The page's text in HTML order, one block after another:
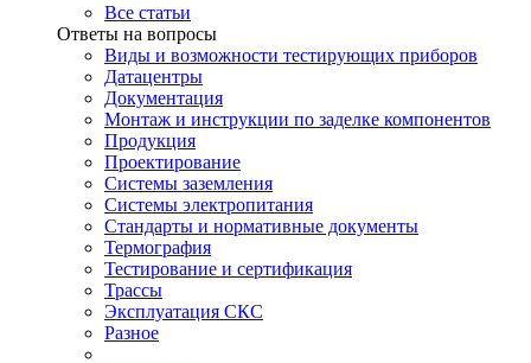
Все статьи
Ответы на вопросы
Виды и возможности тестирующих приборов
Датацентры
Документация
Монтаж и инструкции по заделке компонентов
Продукция
Проектирование
Системы заземления
Системы электропитания
Стандарты и нормативные документы
Термография
Тестирование и сертификация
Трассы
Эксплуатация СКС
Разное